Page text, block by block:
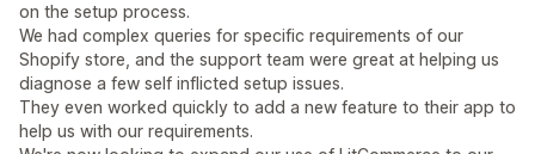
on the setup process.
We had complex queries for specific requirements of our
Shopify store, and the support team were great at helping us
diagnose a few self inflicted setup issues.
They even worked quickly to add a new feature to their app to
help us with our requirements.